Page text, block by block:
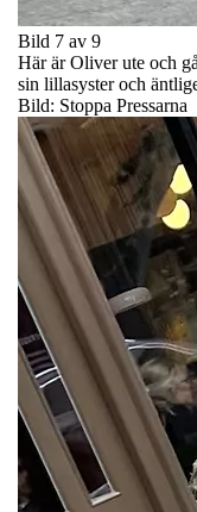
Bild 7 av 9
Här är Oliver ute och
sin lillasyster och
Bild: Stoppa Pressarna